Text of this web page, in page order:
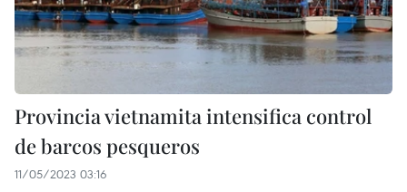
Provincia vietnamita intensifica control
de barcos pesqueros
11/05/2023 03:16